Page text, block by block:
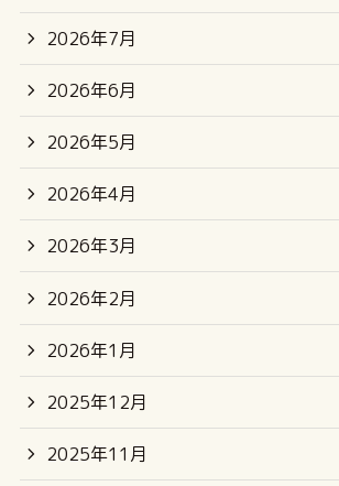
2026年7月
2026年6月
2026年5月
2026年4月
2026年3月
2026年2月
2026年1月
2025年12月
2025年11月